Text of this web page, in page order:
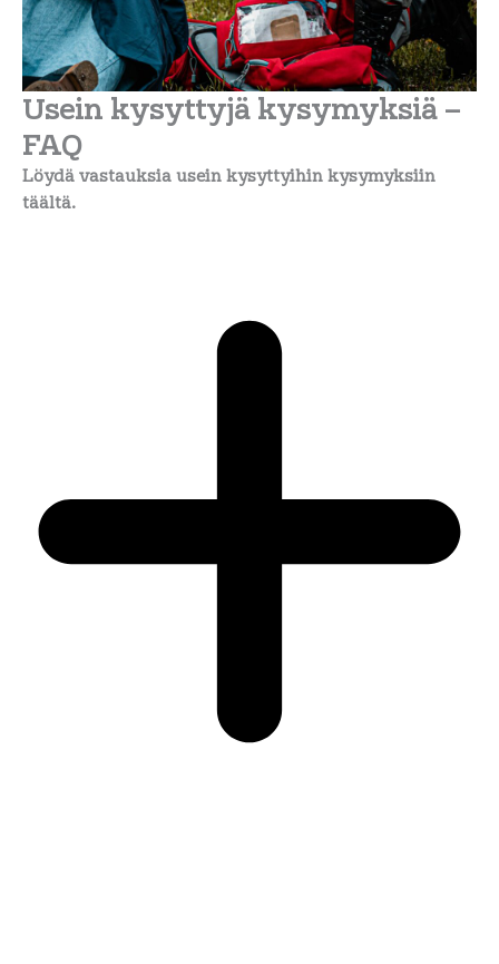
Usein kysyttyjä kysymyksiä –
FAQ
Löydä vastauksia usein kysyttyihin kysymyksiin
täältä.